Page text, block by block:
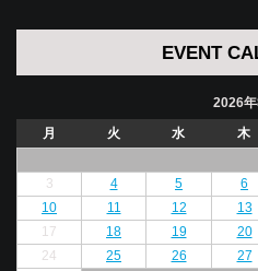
EVENT
2026年
月
火 水 木
3
4 5 6
10
11 12 13
17
18 19 20
24
25 26 27